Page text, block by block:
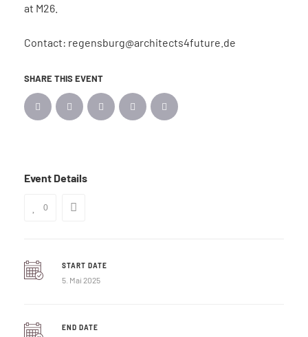
at M26.
Contact: regensburg@architects4future.de
SHARE THIS EVENT
Event Details
0
START DATE
5. Mai 2025
END DATE